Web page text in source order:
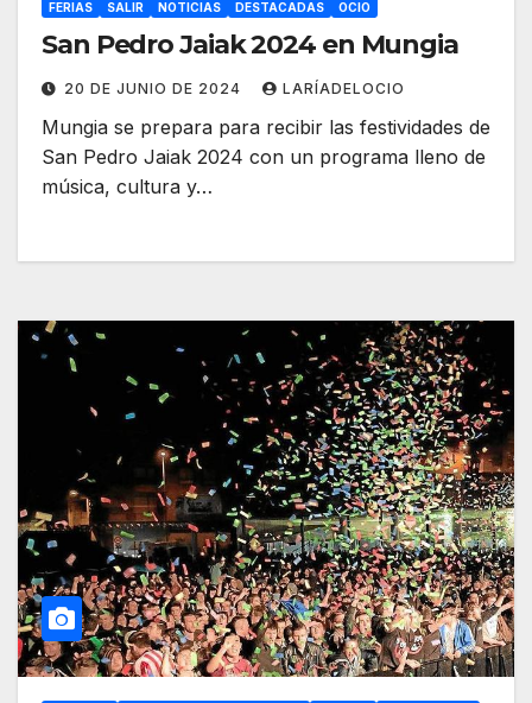
FERIAS SALIR NOTICIAS DESTACADAS OCIO
San Pedro Jaiak 2024 en Mungia
20 DE JUNIO DE 2024 LARÍADELOCIO
Mungia se prepara para recibir las festividades de
San Pedro Jaiak 2024 con un programa lleno de
música, cultura y…